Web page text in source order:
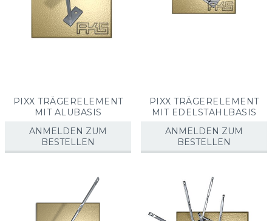
PIXX TRÄGERELEMENT
MIT ALUBASIS
ANMELDEN ZUM
BESTELLEN
PIXX TRÄGERELEMENT
MIT EDELSTAHLBASIS
ANMELDEN ZUM
BESTELLEN